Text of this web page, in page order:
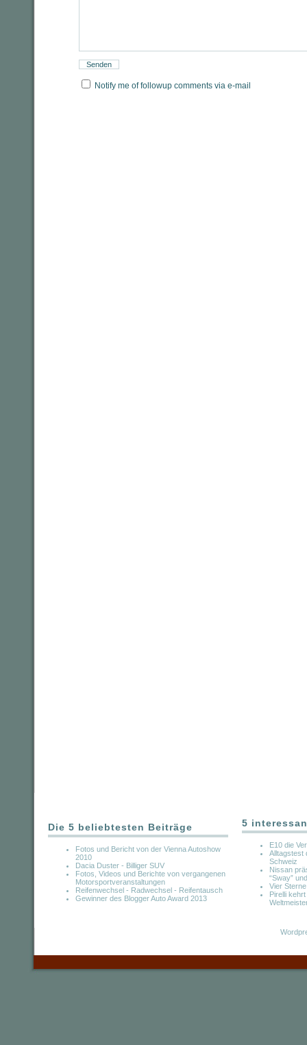
Notify me of followup comments via e-mail
Die 5 beliebtesten Beiträge
Fotos und Bericht von der Vienna Autoshow
2010
Dacia Duster - Billiger SUV
Fotos, Videos und Berichte von vergangenen
Motorsportveranstaltungen
Reifenwechsel - Radwechsel - Reifentausch
Gewinner des Blogger Auto Award 2013
5
E10 die
Alltagstest
Schweiz
Nissan
“Sway”
Vier
Pirelli